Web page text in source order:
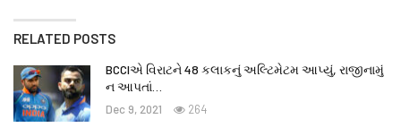
RELATED POSTS
BCCIએ વિરાટને 48 કલાકનું અલ્ટિમેટમ આપ્યું, રાજીનામું
ન આપતાં…
Dec 9, 2021 264